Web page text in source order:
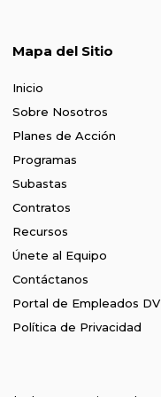
Mapa del Sitio
Inicio
Sobre Nosotros
Planes de Acción
Programas
Subastas
Contratos
Recursos
Únete al Equipo
Contáctanos
Portal de Empleados DV
Política de Privacidad